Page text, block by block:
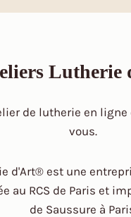
Lutherie
de lutherie en ligne
vous.
d'Art® est une
au RCS de Paris et
de Saussure à